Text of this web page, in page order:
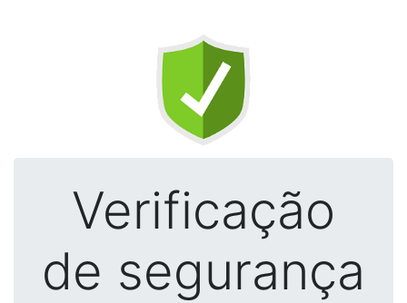
Verificação
de segurança